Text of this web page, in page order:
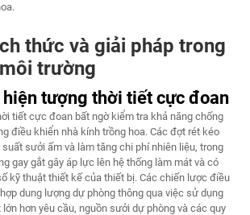
thức và giải pháp trong
trường
hiện tượng thời tiết cực đoan
tiết cực đoan bất ngờ kiểm tra khả năng chống
điều khiển nhà kính trồng hoa. Các đợt rét kéo
sưởi ấm và làm tăng chi phí nhiên liệu, trong
gay gắt gây áp lực lên hệ thống làm mát và có
kỹ thuật thiết kế của thiết bị. Các chiến lược điều
dung lượng dự phòng thông qua việc sử dụng
hơn yêu cầu, nguồn sưởi dự phòng và các quy